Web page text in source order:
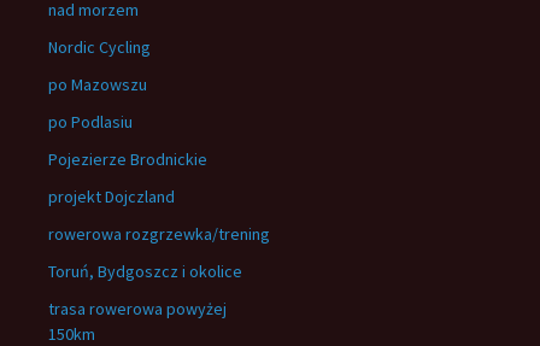
nad morzem
Nordic Cycling
po Mazowszu
po Podlasiu
Pojezierze Brodnickie
projekt Dojczland
rowerowa rozgrzewka/trening
Toruń, Bydgoszcz i okolice
trasa rowerowa powyżej
150km